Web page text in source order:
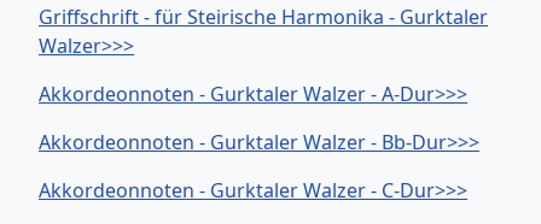
Griffschrift - für Steirische Harmonika - Gurktaler
Walzer>>>
Akkordeonnoten - Gurktaler Walzer - A-Dur>>>
Akkordeonnoten - Gurktaler Walzer - Bb-Dur>>>
Akkordeonnoten - Gurktaler Walzer - C-Dur>>>